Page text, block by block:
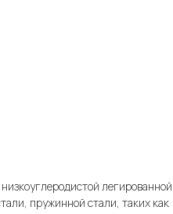
легированной
пружинной стали, таких как